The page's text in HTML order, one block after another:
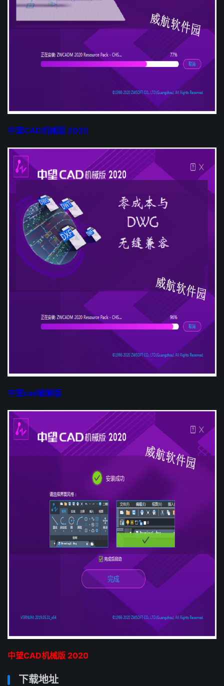
中望CAD机械版 2020
中望cad破解版
中望CAD机械版 2020
下载地址